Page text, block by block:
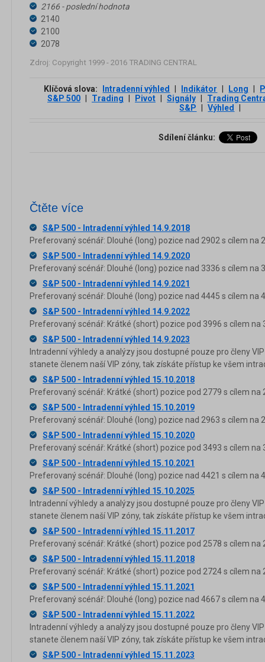
2166 - poslední hodnota
2140
2100
2078
Zdroj: Copyright 1999 - 2016 TRADING CENTRAL
Klíčová slova: Intradenní výhled Indikátor Long
S&P 500
Trading Pivot Signály
Trading
S&P
Výhled
Sdílení článku:
Čtěte více
S&P 500 - Intradenní výhled 14.9.2018
Preferovaný scénář: Dlouhé (long) pozice nad 2902 s cílem na
S&P 500 - Intradenní výhled 14.9.2020
Preferovaný scénář: Dlouhé (long) pozice nad 3336 s cílem na
S&P 500 - Intradenní výhled 14.9.2021
Preferovaný scénář: Dlouhé (long) pozice nad 4445 s cílem na
S&P 500 - Intradenní výhled 14.9.2022
Preferovaný scénář: Krátké (short) pozice pod 3996 s cílem na
S&P 500 - Intradenní výhled 14.9.2023
Intradenní výhledy a analýzy jsou dostupné pouze pro členy
stanete členem naší VIP zóny, tak získáte přístup ke všem
S&P 500 - Intradenní výhled 15.10.2018
Preferovaný scénář: Krátké (short) pozice pod 2779 s cílem na
S&P 500 - Intradenní výhled 15.10.2019
Preferovaný scénář: Dlouhé (long) pozice nad 2963 s cílem na
S&P 500 - Intradenní výhled 15.10.2020
Preferovaný scénář: Krátké (short) pozice pod 3493 s cílem na
S&P 500 - Intradenní výhled 15.10.2021
Preferovaný scénář: Dlouhé (long) pozice nad 4421 s cílem na
S&P 500 - Intradenní výhled 15.10.2025
Intradenní výhledy a analýzy jsou dostupné pouze pro členy
stanete členem naší VIP zóny, tak získáte přístup ke všem
S&P 500 - Intradenní výhled 15.11.2017
Preferovaný scénář: Krátké (short) pozice pod 2578 s cílem na
S&P 500 - Intradenní výhled 15.11.2018
Preferovaný scénář: Krátké (short) pozice pod 2724 s cílem na
S&P 500 - Intradenní výhled 15.11.2021
Preferovaný scénář: Dlouhé (long) pozice nad 4667 s cílem na
S&P 500 - Intradenní výhled 15.11.2022
Intradenní výhledy a analýzy jsou dostupné pouze pro členy
stanete členem naší VIP zóny, tak získáte přístup ke všem
S&P 500 - Intradenní výhled 15.11.2023